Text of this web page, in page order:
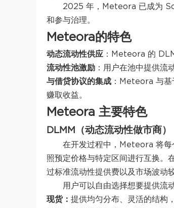
2025 年，Meteora 已成为
和参与治理。
Meteora的特色
动态流动性供应 ：Meteora 的
流动性池激励 ：用户在池中提供流
与借贷协议的集成 ：Meteora 与
赚取收益。
Meteora 主要特色
DLMM（动态流动性做市商）
在开发过程中，Meteora 将每
照预定价格与特定区间进行互换
过标准流动性提供费以及市场波动
用户可以自由选择想要提供流
现货： 提供均匀分布、灵活的结构